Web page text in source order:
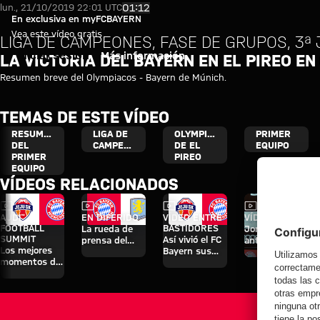
Kurz: Highlights Olympiakos
Reproducir vídeo
En exclusiva en myFCBAYERN
Vea este vídeo gratis
Iniciar sesión Más información
lun., 21/10/2019 22:01 UTC01:12
LIGA DE CAMPEONES, FASE DE GRUPOS, 3ª
LA VICTORIA DEL BAYERN EN EL PIREO
Resumen breve del Olympiacos - Bayern de Múnich.
TEMAS DE ESTE VÍDEO
RESUMEN
DEL
PRIMER
EQUIPO
LIGA DE
CAMPEONES
OLYMPIAKOS
DE EL
PIREO
PRIMER
EQUIPO
VÍDEOS RELACIONADOS
Vídeo
AUDI
FOOTBALL
SUMMIT
Los mejores
momentos del
Vídeo
EN DIFERIDO
La rueda de
prensa del
Vídeo
VÍDEO ENTRE
BASTIDORES
Así vivió el FC
Bayern sus
Vídeo
VÍDEO
Jonas Urbig,
ante los
medios en